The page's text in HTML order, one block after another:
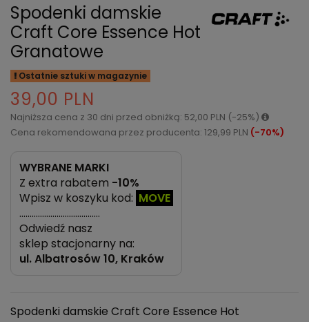
Spodenki damskie
Craft Core Essence Hot
Granatowe
Ostatnie sztuki w magazynie
39,00 PLN
Najniższa cena z 30 dni przed obniżką: 52,00 PLN (-25%)
Cena rekomendowana przez producenta: 129,99 PLN (-70%)
WYBRANE MARKI
Z extra rabatem -10%
Wpisz w koszyku kod: MOVE
…………………………………
Odwiedź nasz
sklep stacjonarny na:
ul.Albatrosów 10, Kraków
Spodenki damskie Craft Core Essence Hot